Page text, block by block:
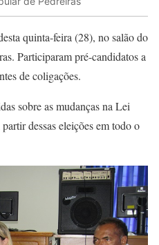
quinta-feira (28), no salão do
Participaram pré-candidatos a
de coligações.
sobre as mudanças na Lei
dessas eleições em todo o